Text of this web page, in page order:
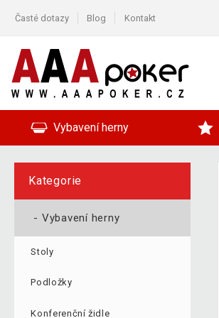
Časté dotazy Blog Kontakt
Vybavení herny
Kategorie
- Vybavení herny
Stoly
Podložky
Konferenční židle